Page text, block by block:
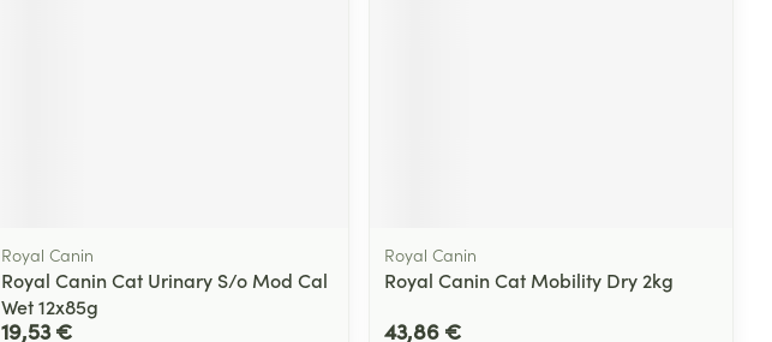
Royal Canin
Royal Canin Cat Urinary S/o Mod Cal
Wet 12x85g
19,53 €
Royal Canin
Royal Canin Cat Mobility Dry 2kg
43,86 €